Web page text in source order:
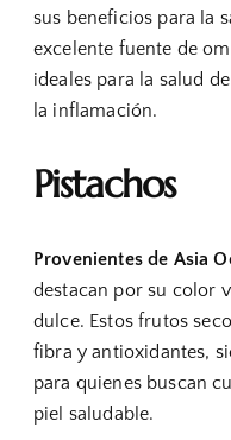
sus beneficios para la
excelente fuente de
ideales para la salud
la inflamación.
Pistachos
Provenientes de Asia
destacan por su color
dulce. Estos frutos
fibra y antioxidantes,
para quienes buscan
piel saludable.